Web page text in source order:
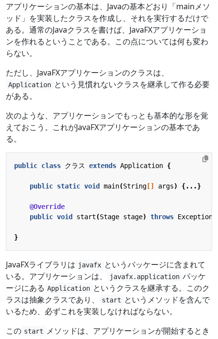
アプリケーションの基本は、Javaの基本どおり「mainメソ
ッド」を実装したクラスを作成し、それを実行するだけで
ある。通常のJavaクラスを書けば、JavaFXアプリケーショ
ンを作れるということである。この点については何も変わ
らない。
ただし、JavaFXアプリケーションのクラスは、
Application という見慣れないクラスを継承して作る必要
がある。
次のような、アプリケーションでもっとも基本的な形を覚
えておこう。これがJavaFXアプリケーションの基本であ
る。
public class クラス extends Application {
public static void main(String [] args) {...}
@Override
public void start(Stage stage) throws Exception
}
JavaFXライブラリは javafx というパッケージに含まれて
いる。アプリケーションは、
javafx.application パッケ
ージにある Application というクラスを継承する。このク
ラスは抽象クラスであり、
start というメソッドを含んで
いるため、必ずこれを実装しなければならない。
この start メソッドは、アプリケーションが開始するとき